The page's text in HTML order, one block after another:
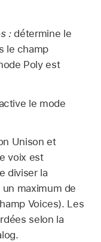
:détermine le
le champ
Poly est
le mode
Unison et
voix est
diviser la
un maximum de
Voices). Les
selon la